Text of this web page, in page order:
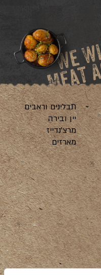
תבלינים וראבים
יין ובירה
מרצ’נדייז
מארזים